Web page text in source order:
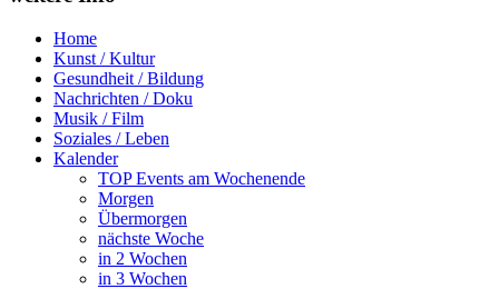
Home
Kunst / Kultur
Gesundheit / Bildung
Nachrichten / Doku
Musik / Film
Soziales / Leben
Kalender
TOP Events am Wochenende
Morgen
Übermorgen
nächste Woche
in 2 Wochen
in 3 Wochen